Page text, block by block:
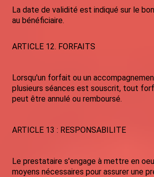
La date de validité est indiqué sur le
au bénéficiaire.
ARTICLE 12. FORFAITS
Lorsqu'un forfait ou un
plusieurs séances est souscrit, tout
peut être annulé ou remboursé.
ARTICLE 13 : RESPONSABILITE
Le prestataire s'engage à mettre en
moyens nécessaires pour assurer une